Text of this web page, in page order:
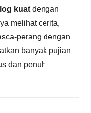
kuatdengan
melihat cerita,
perang dengan
banyak pujian
dan penuh